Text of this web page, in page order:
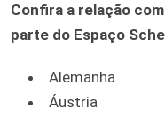
Confira a relação
parte do Espaço
Alemanha
Áustria